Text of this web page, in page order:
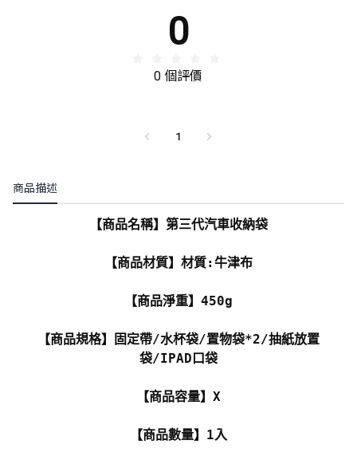
0
0 個評價
1
商品描述
【商品名稱】第三代汽車收納袋
【商品材質】材質:牛津布
【商品淨重】450g
【商品規格】固定帶/水杯袋/置物袋*2/抽紙放置
袋/IPAD口袋
【商品容量】X
【商品數量】1入